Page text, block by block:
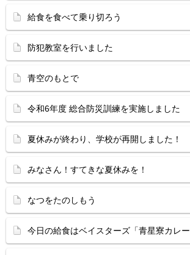
給食を食べて乗り切ろう
防犯教室を行いました
青空のもとで
令和6年度 総合防災訓練を実施しました
夏休みが終わり、学校が再開しました！
みなさん！すてきな夏休みを！
なつをたのしもう
今日の給食はベイスターズ「青星寮カレー